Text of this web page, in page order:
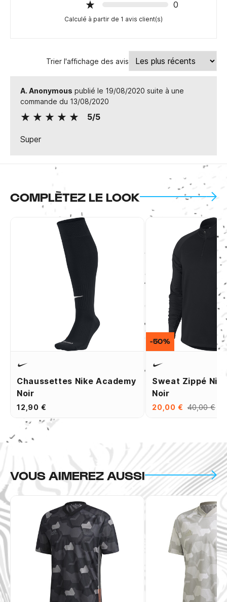
0
Calculé à partir de 1 avis client(s)
Trier l'affichage des avis
A. Anonymous publié le 19/08/2020 suite à une
commande du 13/08/2020
5/5
Super
COMPLÈTEZ LE LOOK
Chaussettes Nike Academy
Noir
12,90 €
Sweat Zippé
Noir
20,00 € 40,00 €
-50%
VOUS AIMEREZ AUSSI